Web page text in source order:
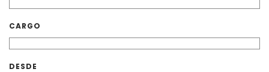
CARGO
DESDE